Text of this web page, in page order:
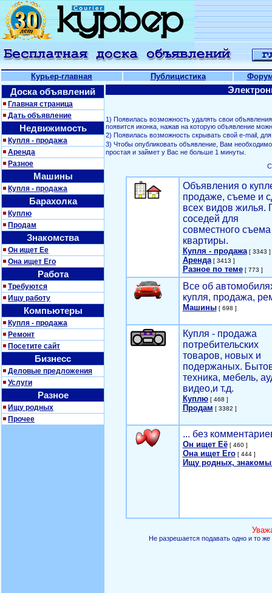
Курьер-главная Публицистика
Доска объявлений
Главная страница
Дать объявление
Недвижимость
Купля - продажа
Аренда
Разное
Машины
Купля - продажа
Барахолка
Куплю
Продам
Знакомства
Он ищет Ее
Она ищет Его
Работа
Требуются
Ищу работу
Компьютеры
Купля - продажа
Ремонт
Посетите сайт
Бизнесс
Деловые предложения
Услуги
Разное
Ищу родных
Прочее
1) Появилась возможность удалять свои
появится иконка, нажав на которую объявление
2) Появилась возможность скрывать свой е-mail,
3) Чтобы опубликовать объявление, Вам
простая и займет у Вас не больше 1 минуты.
Объявления о
продаже, съеме и
всех видов жилья.
соседей для
совместного съема
квартиры.
Купля - продажа[ 3343 ]
Аренда[ 3413 ]
Разное по теме[ 773 ]
Все об
купля, продажа,
Машины[ 698 ]
Купля - продажа
потребительских
товаров, новых и
подержаных.
техника, мебель,
видео,и т.д.
Куплю[ 468 ]
Продам [ 3382 ]
... без
Он ищет Её[ 460 ]
Она ищет Его[ 444 ]
Ищу родных,
Не разрешается подавать одно и то